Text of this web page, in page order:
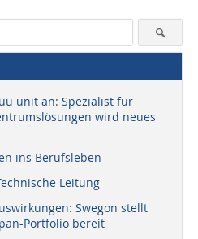
unit an: Spezialist für
wird neues
ins Berufsleben
Leitung
Swegon stellt
Portfolio bereit